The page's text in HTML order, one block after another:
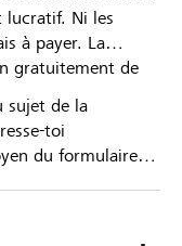
lucratif. Ni les
à payer. La
gratuitement de
sujet de la
toi
du formulaire